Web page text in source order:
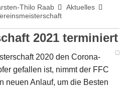
Thilo Raab
Aktuelles
2021 terminiert
2020 den Corona-
gefallen ist, nimmt der FFC
neuen Anlauf, um die Besten